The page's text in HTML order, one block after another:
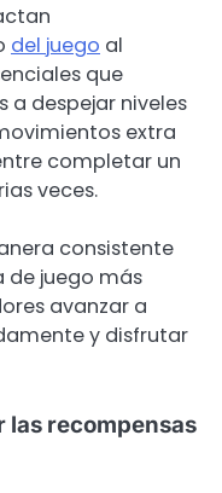
del juego al
que
a despejar niveles
extra
completar un
veces.
consistente
de juego más
avanzar a
y disfrutar
las recompensas